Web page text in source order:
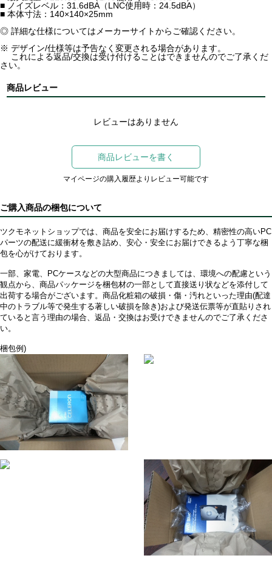
■ ノイズレベル：31.6dBA（LNC使用時：24.5dBA）
■ 本体寸法：140×140×25mm
◎ 詳細な仕様についてはメーカーサイトからご確認ください。
※ デザイン/仕様等は予告なく変更される場合があります。
これによる返品/交換は受け付けることはできませんのでご了承くだ
さい。
商品レビュー
レビューはありません
商品レビューを書く
マイページの購入履歴よりレビュー可能です
ご購入商品の梱包について
ツクモネットショップでは、商品を安全にお届けするため、精密性の高いPC
パーツの配送に緩衝材を敷き詰め、安心・安全にお届けできるよう丁寧な梱
包を心がけております。
一部、家電、PCケースなどの大型商品につきましては、環境への配慮という
観点から、商品パッケージを梱包材の一部として直接送り状などを添付して
出荷する場合がございます。商品化粧箱の破損・傷・汚れといった理由(配達
中のトラブル等で発生する著しい破損を除き)および発送伝票等が直貼りされ
ていると言う理由の場合、返品・交換はお受けできませんのでご了承くださ
い。
梱包例)